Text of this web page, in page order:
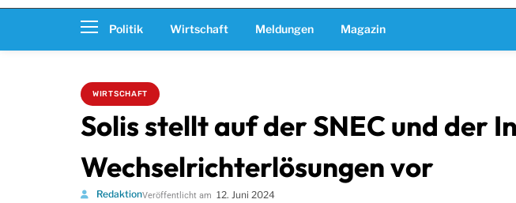
Politik Wirtschaft Meldungen Magazin
WIRTSCHAFT
Solis stellt auf der SNEC und der
Wechselrichterlösungen vor
RedaktionVeröffentlicht am 12. Juni 2024